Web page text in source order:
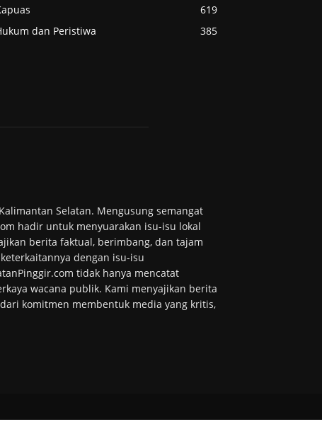
619
dan Peristiwa
385
Selatan. Mengusung semangat
hadir untuk menyuarakan isu-isu lokal
berita faktual, berimbang, dan tajam
dengan isu-isu
tidak hanya mencatat
wacana publik. Kami menyajikan berita
komitmen membentuk media yang kritis,